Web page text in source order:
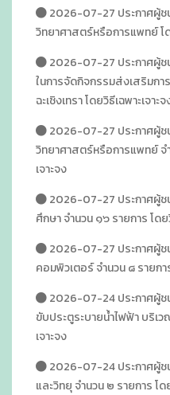
2026-07-27 ประกาศผู้ช
วิทยาศาสตร์หรือการแพทย์ โด
2026-07-27 ประกาศผู้ช
ในการจัดกิจกรรมส่งเสริมกา
ฉะเชิงเทรา โดยวิธีเฉพาะเจาะจ
2026-07-27 ประกาศผู้ช
วิทยาศาสตร์หรือการแพทย์ จ
เจาะจง
2026-07-27 ประกาศผู้ช
ศึกษา จำนวน ๑๖ รายการ โดย
2026-07-27 ประกาศผู้ช
คอมพิวเตอร์ จำนวน ๘ รายกา
2026-07-24 ประกาศผู้ช
ขับประตูระบายน้ำไฟฟ้า บริเ
เจาะจง
2026-07-24 ประกาศผู้ช
และวิทยุ จำนวน ๒ รายการ โด